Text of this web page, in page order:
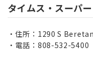
タイムス・スーパ
住所：1290 S
電話：808-532-5400